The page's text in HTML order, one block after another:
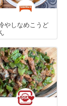
やしなめこうど